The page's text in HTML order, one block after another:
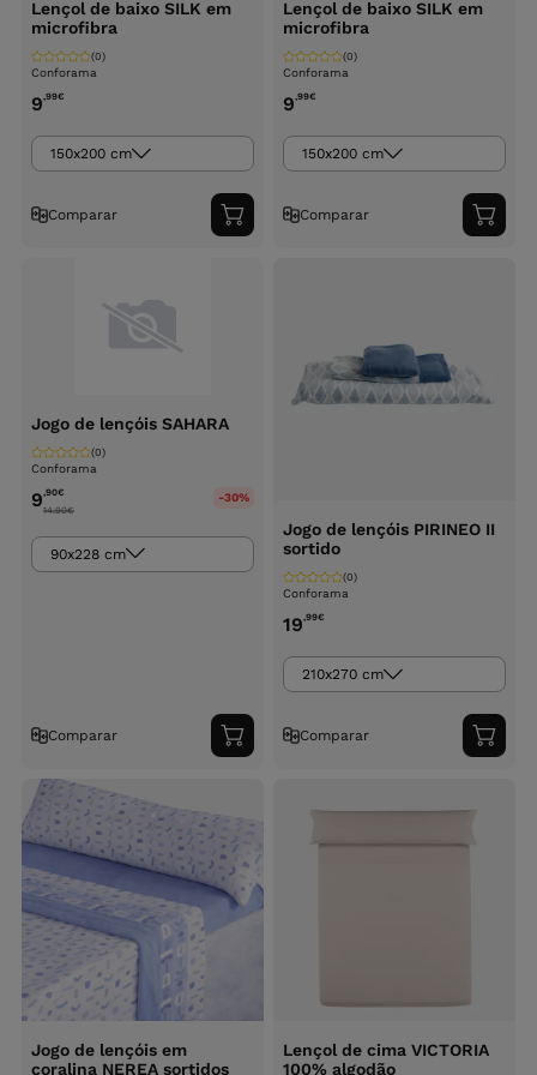
Lençol de baixo SILK em
microfibra
Conforama
(0)
9,99€
150x200 cm
Comparar
Adicionar
ao
Lençol de baixo SILK em
microfibra
Conforama
(0)
9,99€
150x200 cm
Comparar
ao
Jogo de lençóis SAHARA
Conforama
(0)
9 ,90€
14.90€
-30%
90x228 cm
Comparar
Adicionar
ao
Jogo de lençóis PIRINEO II
sortido
Conforama
(0)
19,99€
210x270 cm
Comparar
ao
Jogo de lençóis em
coralina NEREA sortidos
Lençol de cima VICTORIA
100% algodão